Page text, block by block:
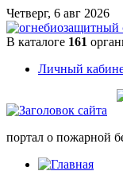
Четверг, 6 авг 2026
В каталоге 161
Личный
портал о пожарной